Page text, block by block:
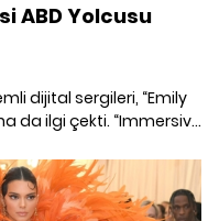
ABD Yolcusu
dijital sergileri, “Emily
da ilgi çekti. “Immersive